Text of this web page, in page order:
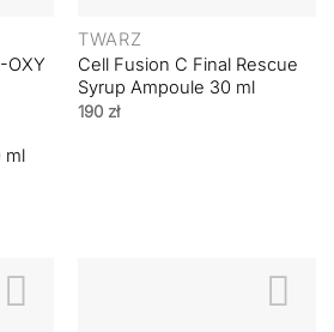
OXY
ml
TWARZ
Cell Fusion C Final Rescue
Syrup Ampoule 30 ml
190 zł